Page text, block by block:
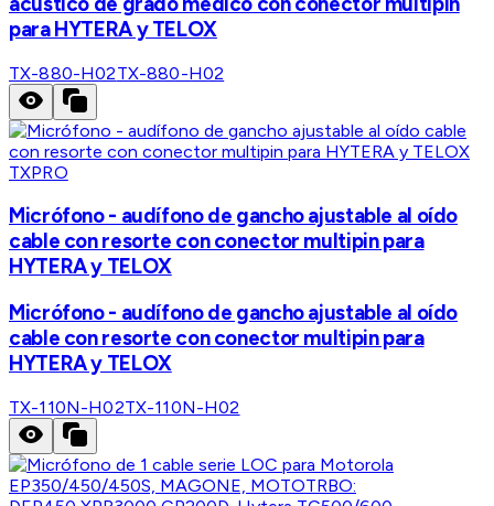
para HYTERA y TELOX
TX-880-H02TX-880-H02
TXPRO
Micrófono - audífono de gancho ajustable al oído
cable con resorte con conector multipin para
HYTERA y TELOX
Micrófono - audífono de gancho ajustable al oído
cable con resorte con conector multipin para
HYTERA y TELOX
TX-110N-H02TX-110N-H02